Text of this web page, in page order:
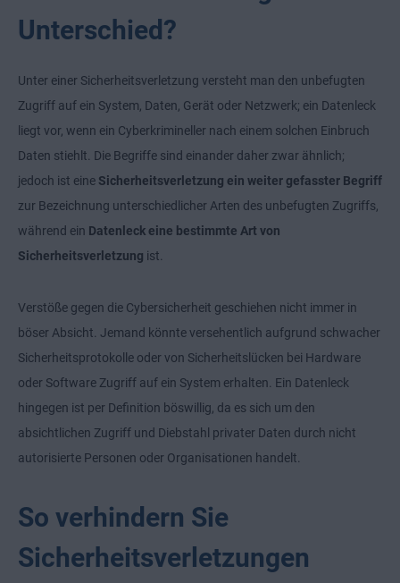
Unterschied?
Unter einer Sicherheitsverletzung versteht man den unbefugten
Zugriff auf ein System, Daten, Gerät oder Netzwerk; ein Datenleck
liegt vor, wenn ein Cyberkrimineller nach einem solchen Einbruch
Daten stiehlt. Die Begriffe sind einander daher zwar ähnlich;
jedoch ist eine Sicherheitsverletzung ein weiter gefasster Begriff
zur Bezeichnung unterschiedlicher Arten des unbefugten Zugriffs,
während ein Datenleck eine bestimmte Art von
Sicherheitsverletzung ist.
Verstöße gegen die Cybersicherheit geschiehen nicht immer in
böser Absicht. Jemand könnte versehentlich aufgrund schwacher
Sicherheitsprotokolle oder von Sicherheitslücken bei Hardware
oder Software Zugriff auf ein System erhalten. Ein Datenleck
hingegen ist per Definition böswillig, da es sich um den
absichtlichen Zugriff und Diebstahl privater Daten durch nicht
autorisierte Personen oder Organisationen handelt.
So verhindern Sie
Sicherheitsverletzungen